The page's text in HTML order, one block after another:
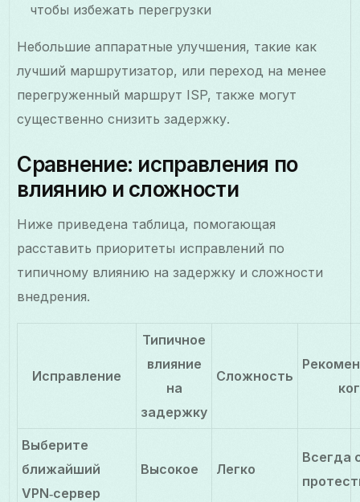
чтобы избежать перегрузки
Небольшие аппаратные улучшения, такие как
лучший маршрутизатор, или переход на менее
перегруженный маршрут ISP, также могут
существенно снизить задержку.
Сравнение: исправления по
влиянию и сложности
Ниже приведена таблица, помогающая
расставить приоритеты исправлений по
типичному влиянию на задержку и сложности
внедрения.
Исправление
Типичное
влияние
на
задержку
Сложность
Выберите
ближайший
VPN‑сервер
Высокое Легко
Всегда